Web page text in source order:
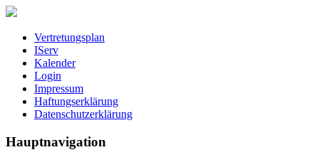
Vertretungsplan
IServ
Kalender
Login
Impressum
Haftungserklärung
Datenschutzerklärung
Hauptnavigation